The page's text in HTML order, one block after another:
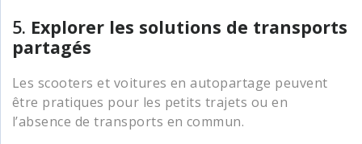
5. Explorer les solutions de transports
partagés
Les scooters et voitures en autopartage peuvent
être pratiques pour les petits trajets ou en
l’absence de transports en commun.